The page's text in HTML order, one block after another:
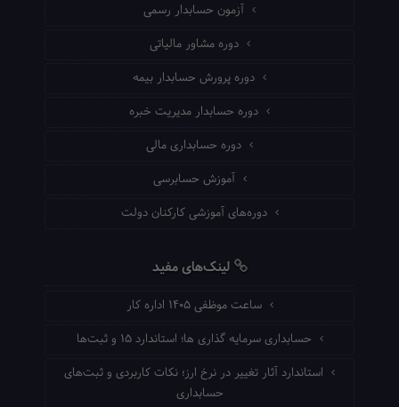
آزمون حسابدار رسمی
دوره مشاور مالیاتی
دوره پرورش حسابدار بیمه
دوره حسابدار مدیریت خبره
دوره حسابداری مالی
آموزش حسابرسی
دوره‌های آموزشی کارکنان دولت
لینک‌های مفید
ساعت موظفی ۱۴۰۵ اداره کار
حسابداری سرمایه گذاری ها؛ استاندارد ۱۵ و ثبت‌ها
استاندارد آثار تغییر در نرخ ارز؛ نکات کاربردی و ثبت‌های
حسابداری